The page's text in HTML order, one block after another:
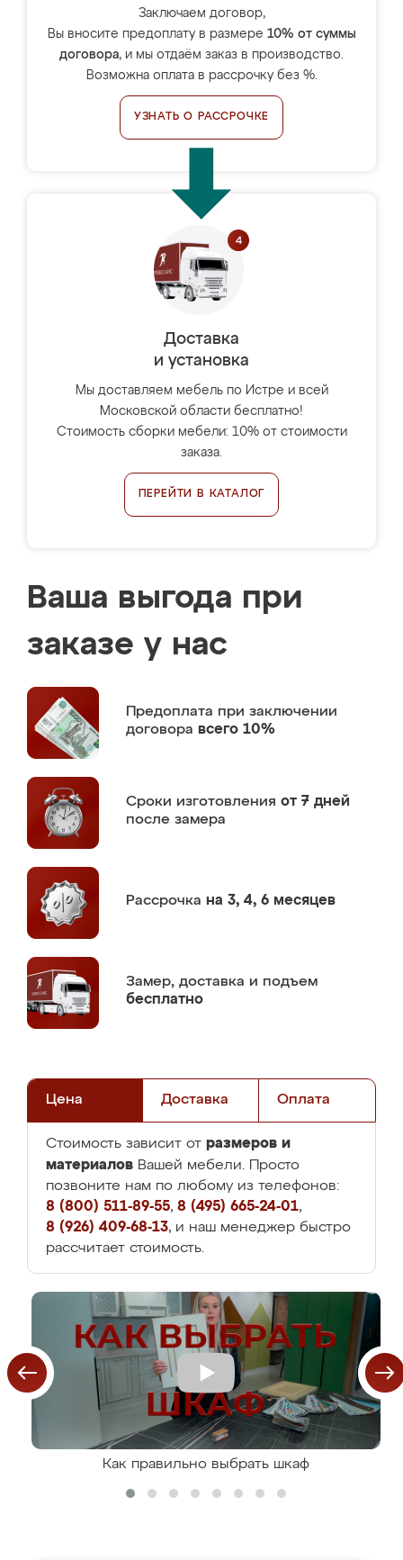
Заключаем договор,
Вы вносите предоплату в размере 10% от суммы
договора, и мы отдаём заказ в производство.
Возможна оплата в рассрочку без %.
УЗНАТЬ О РАССРОЧКЕ
Доставка
и установка
Мы доставляем мебель по Истре и всей
Московской области бесплатно!
Стоимость сборки мебели: 10% от стоимости
заказа.
ПЕРЕЙТИ В КАТАЛОГ
Ваша выгода при
заказе у нас
Предоплата при заключении
договора всего 10%
Сроки изготовления от 7 дней
после замера
Рассрочка на 3, 4, 6 месяцев
Замер, доставка и подъем
бесплатно
Цена Доставка Оплата
Стоимость зависит от размеров и
материалов Вашей мебели. Просто
позвоните нам по любому из телефонов:
8 (800) 511-89-55, 8 (495) 665-24-01,
8 (926) 409-68-13, и наш менеджер быстро
рассчитает стоимость.
Как правильно выбрать шкаф